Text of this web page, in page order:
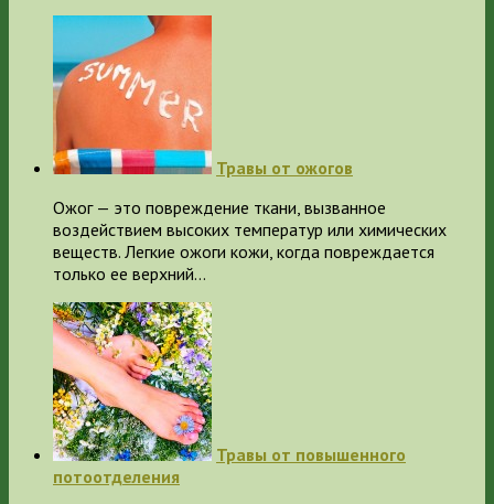
Травы от ожогов
Ожог — это повреждение ткани, вызванное
воздействием высоких температур или химических
веществ. Легкие ожоги кожи, когда повреждается
только ее верхний…
Травы от повышенного
потоотделения